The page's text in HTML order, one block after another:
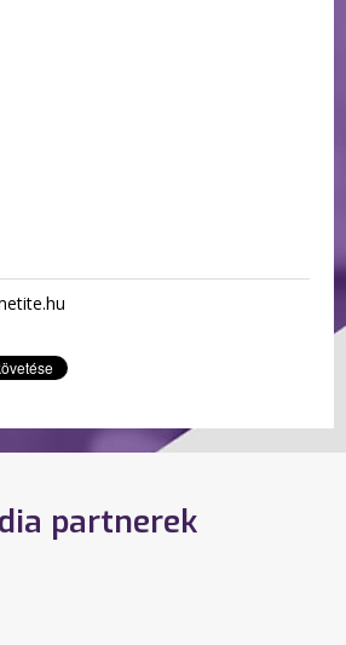
partnerek